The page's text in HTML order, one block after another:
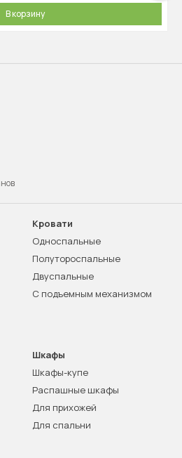
В корзину
Кровати
Односпальные
Полутороспальные
Двуспальные
С подъемным механизмом
Шкафы
Шкафы-купе
Распашные шкафы
Для прихожей
Для спальни